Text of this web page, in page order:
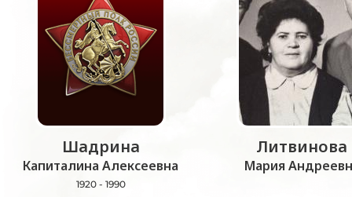
Шадрина
Капиталина Алексеевна
1920 - 1990
Литвинова
Мария